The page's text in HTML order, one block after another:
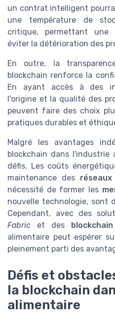
un contrat intelligent
une température de
critique, permettant une
éviter la détérioration des
En outre, la
blockchain renforce la
En ayant accès à des
l'origine et la qualité des
peuvent faire des choix
pratiques durables et
Malgré les avantages
blockchain dans l'industrie
défis. Les coûts
maintenance des
nécessité de former les
nouvelle technologie, sont
Cependant, avec des
Fabric et des
alimentaire peut espérer
pleinement parti des
Défis et
la blockchain
alimentaire